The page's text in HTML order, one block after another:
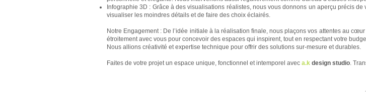
Infographie 3D : Grâce à des visualisations réalistes, nous vous donnons un aperçu précis
visualiser les moindres détails et de faire des choix éclairés.
Notre Engagement : De l’idée initiale à la réalisation finale, nous plaçons vos attentes au
étroitement avec vous pour concevoir des espaces qui inspirent, tout en respectant votre
Nous allions créativité et expertise technique pour offrir des solutions sur-mesure et durables.
Faites de votre projet un espace unique, fonctionnel et intemporel avec a.k design studio.